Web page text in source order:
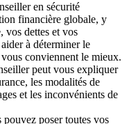
en sécurité
financière globale, y
vos dettes et vos
à déterminer le
conviennent le mieux.
peut vous expliquer
les modalités de
et les inconvénients de
poser toutes vos